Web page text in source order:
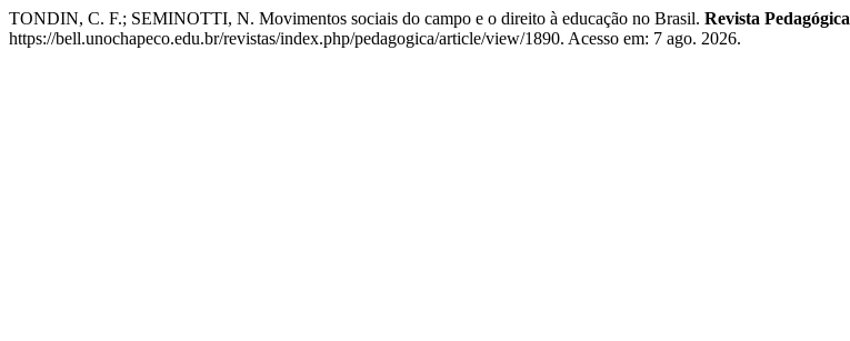
TONDIN, C. F.; SEMINOTTI, N. Movimentos sociais do campo e o direito à educação no Brasil. Revista Pedagógica
https://bell.unochapeco.edu.br/revistas/index.php/pedagogica/article/view/1890. Acesso em: 7 ago. 2026.